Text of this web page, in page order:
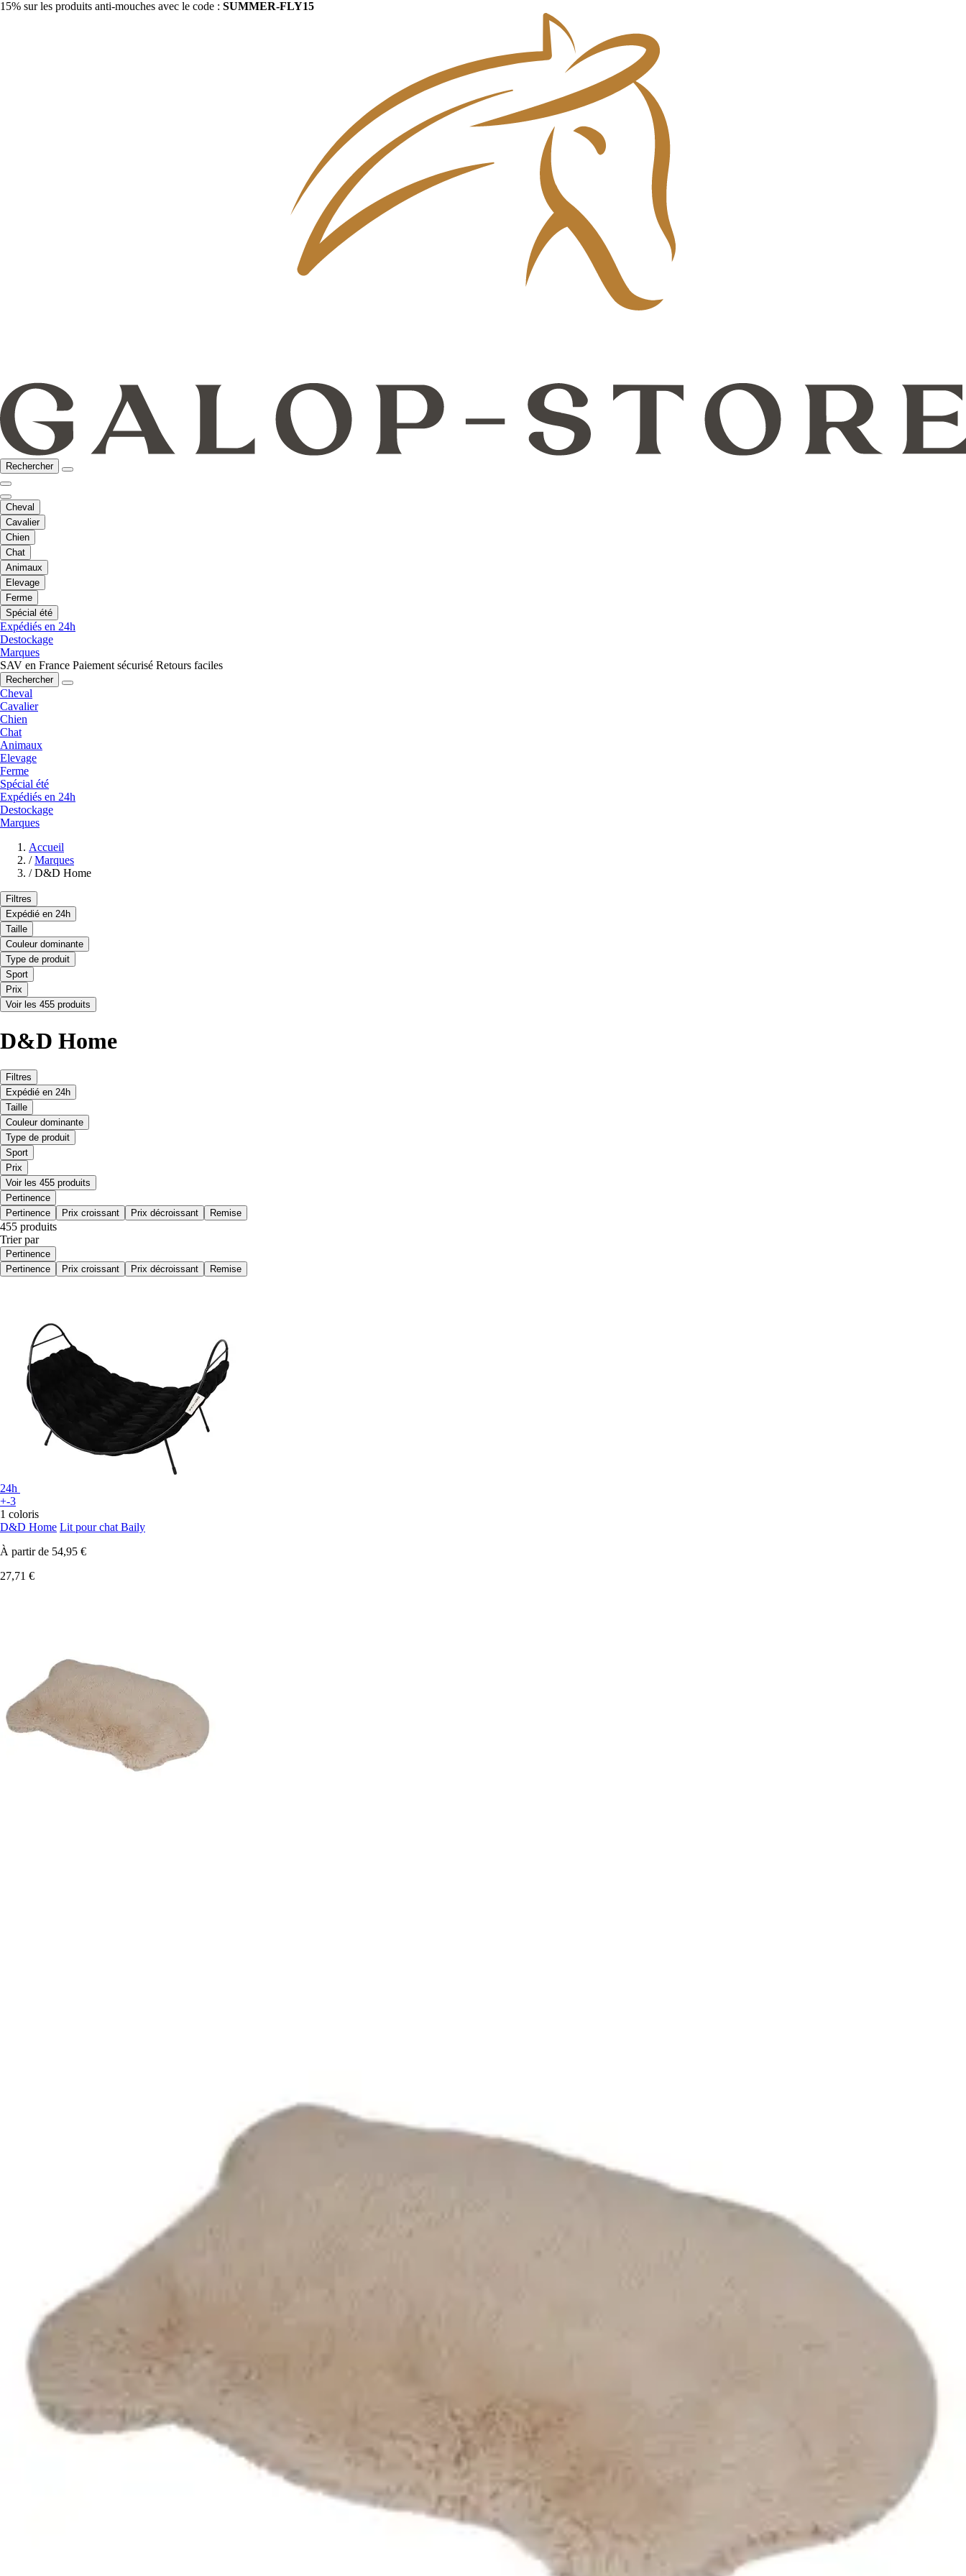
15% sur les produits anti-mouches avec le code : SUMMER-FLY15
Rechercher
Cheval
Cavalier
Chien
Chat
Animaux
Elevage
Ferme
Spécial été
Expédiés en 24h
Destockage
Marques
SAV en France Paiement sécurisé Retours faciles
Rechercher
Cheval
Cavalier
Chien
Chat
Animaux
Elevage
Ferme
Spécial été
Expédiés en 24h
Destockage
Marques
Accueil
/ Marques
/ D&D Home
Filtres
Expédié en 24h
Taille
Couleur dominante
Type de produit
Sport
Prix
Voir les 455 produits
D&D Home
Filtres
Expédié en 24h
Taille
Couleur dominante
Type de produit
Sport
Prix
Voir les 455 produits
Pertinence
Pertinence
Prix croissant Prix décroissant Remise
455 produits
Trier par
Pertinence
Pertinence
Prix croissant Prix décroissant Remise
24h
+-3
1 coloris
D&D Home Lit pour chat Baily
À partir de 54,95 €
27,71 €